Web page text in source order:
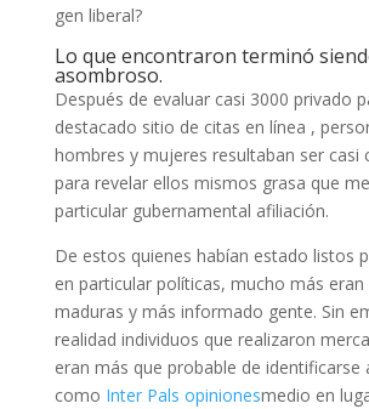
gen liberal?
Lo que encontraron terminó
asombroso.
Después de evaluar casi 3000 privado
destacado sitio de citas en línea ,
hombres y mujeres resultaban ser casi
para revelar ellos mismos grasa que
particular gubernamental afiliación.
De estos quienes habían estado listos
en particular políticas, mucho más
maduras y más informado gente. Sin
realidad individuos que realizaron
eran más que probable de identificarse
como Inter Pals opinionesmedio en